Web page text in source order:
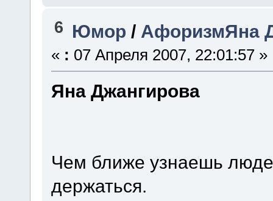
6 Юмор / АфоризмЯна
« : 07 Апреля 2007, 22:01:57 »
Яна Джангирова
Чем ближе узнаешь
держаться.